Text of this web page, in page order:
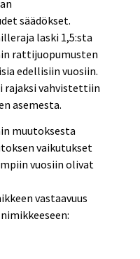
säädökset.
laski 1,5:sta
rattijuopumusten
edellisiin vuosiin.
rajaksi vahvistettiin
asemesta.
muutoksesta
vaikutukset
vuosiin olivat
vastaavuus